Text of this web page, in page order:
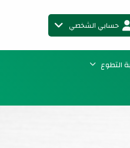
حسابي الشخصي
التطوع